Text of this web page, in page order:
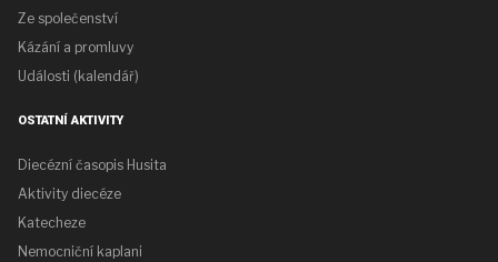
Ze společenství
Kázání a promluvy
Události (kalendář)
OSTATNÍ AKTIVITY
Diecézní časopis Husita
Aktivity diecéze
Katecheze
Nemocniční kaplani